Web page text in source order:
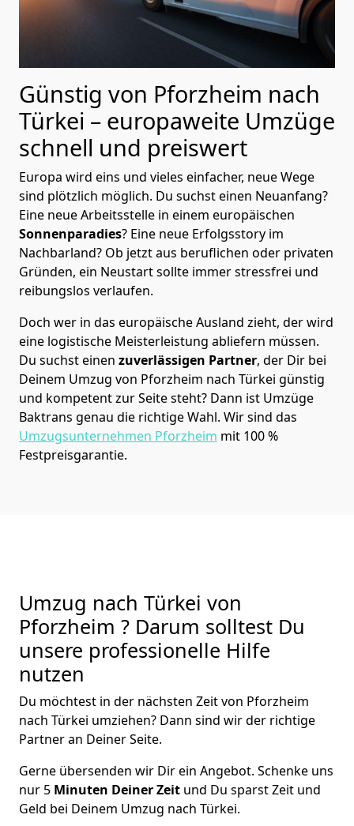
Günstig von Pforzheim nach
Türkei – europaweite Umzüge
schnell und preiswert
Europa wird eins und vieles einfacher, neue Wege
sind plötzlich möglich. Du suchst einen Neuanfang?
Eine neue Arbeitsstelle in einem europäischen
Sonnenparadies? Eine neue Erfolgsstory im
Nachbarland? Ob jetzt aus beruflichen oder privaten
Gründen, ein Neustart sollte immer stressfrei und
reibungslos verlaufen.
Doch wer in das europäische Ausland zieht, der wird
eine logistische Meisterleistung abliefern müssen.
Du suchst einen zuverlässigen Partner, der Dir bei
Deinem Umzug von Pforzheim nach Türkei günstig
und kompetent zur Seite steht? Dann ist Umzüge
Baktrans genau die richtige Wahl. Wir sind das
Umzugsunternehmen Pforzheim mit 100 %
Festpreisgarantie.
Umzug nach Türkei von
Pforzheim ? Darum solltest Du
unsere professionelle Hilfe
nutzen
Du möchtest in der nächsten Zeit von Pforzheim
nach Türkei umziehen? Dann sind wir der richtige
Partner an Deiner Seite.
Gerne übersenden wir Dir ein Angebot. Schenke uns
nur 5 Minuten Deiner Zeit und Du sparst Zeit und
Geld bei Deinem Umzug nach Türkei.